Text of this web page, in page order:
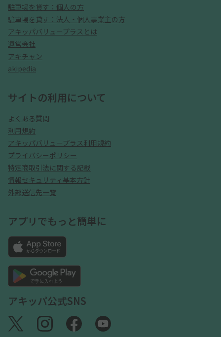
駐車場を貸す：個人の方
駐車場を貸す：法人・個人事業主の方
アキッパバリュープラスとは
運営会社
アキチャン
akipedia
サイトの利用について
よくある質問
利用規約
アキッパバリュープラス利用規約
プライバシーポリシー
特定商取引法に関する記載
情報セキュリティ基本方針
外部送信先一覧
アプリでもっと簡単に
アキッパ公式SNS